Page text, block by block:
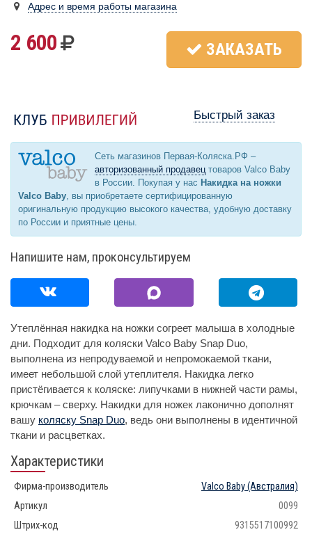
Адрес и время работы магазина
2 600 ЗАКАЗАТЬ
Быстрый заказ
Сеть магазинов Первая-Коляска.РФ –
авторизованный продавецтоваров Valco Baby
в России. Покупая у нас Накидка на ножки
Valco Baby, вы приобретаете сертифицированную
оригинальную продукцию высокого качества, удобную доставку
по России и приятные цены.
Напишите нам, проконсультируем
Утеплённая накидка на ножки согреет малыша в холодные
дни. Подходит для коляски Valco Baby Snap Duo,
выполнена из непродуваемой и непромокаемой ткани,
имеет небольшой слой утеплителя. Накидка легко
пристёгивается к коляске: липучками в нижней части рамы,
крючкам – сверху. Накидки для ножек лаконично дополнят
вашу коляску Snap Duo, ведь они выполнены в идентичной
ткани и расцветках.
Характеристики
Фирма-производитель Valco Baby(Австралия)
Артикул
0099
Штрих-код
9315517100992